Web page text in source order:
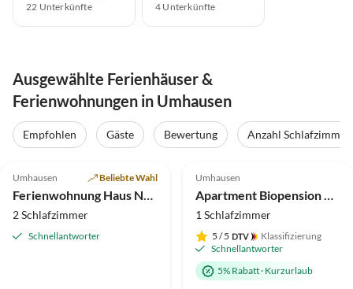
22 Unterkünfte 4 Unterkünfte
Ausgewählte Ferienhäuser &
Ferienwohnungen in Umhausen
Empfohlen Gäste Bewertung Anzahl Schlafzimmer
Top-Inserat
Umhausen Beliebte Wahl
Ferienwohnung Haus Neurauter
2 Schlafzimmer
Schnellantworter
Super-Gastgeber
Umhausen
Apartment Biopension & Bauernhof "der Veitenhof"
1 Schlafzimmer
5 / 5
Klassifizierung
Schnellantworter
5% Rabatt· Kurzurlaub